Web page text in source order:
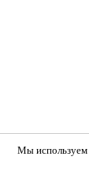
Мы используем